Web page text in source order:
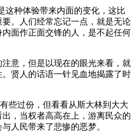
种体验带来内面的变化，这比
。人们经常忘记一点，就是无论
面作正面交锋的人，是不起任何
意，但是以现在的眼光来看，就
贤人的话语一针见血地揭露了时
过份，但看看从斯大林到大大
，当权者高高在上，游离民众的
人民带来了悲惨的恶梦。